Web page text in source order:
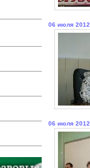
06 июля 2012
06 июля 2012